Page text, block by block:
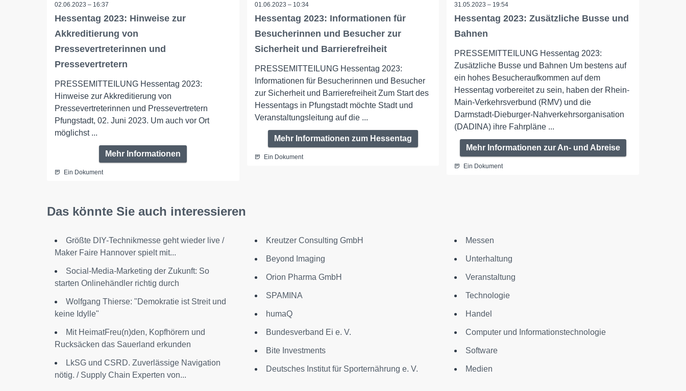
02.06.2023 – 16:37
Hessentag 2023: Hinweise zur
Akkreditierung von
Pressevertreterinnen und
Pressevertretern
PRESSEMITTEILUNG Hessentag 2023:
Hinweise zur Akkreditierung von
Pressevertreterinnen und Pressevertretern
Pfungstadt, 02. Juni 2023. Um auch vor Ort
möglichst ...
Mehr Informationen
Ein Dokument
01.06.2023 – 10:34
Hessentag 2023: Informationen für
Besucherinnen und Besucher zur
Sicherheit und Barrierefreiheit
PRESSEMITTEILUNG Hessentag 2023:
Informationen für Besucherinnen und Besucher
zur Sicherheit und Barrierefreiheit Zum Start des
Hessentags in Pfungstadt möchte Stadt und
Veranstaltungsleitung auf die ...
Mehr Informationen zum Hessentag
Ein Dokument
31.05.2023 – 19:54
Hessentag 2023: Zusätzliche Busse und
Bahnen
PRESSEMITTEILUNG Hessentag 2023:
Zusätzliche Busse und Bahnen Um bestens auf
ein hohes Besucheraufkommen auf dem
Hessentag vorbereitet zu sein, haben der Rhein-
Main-Verkehrsverbund (RMV) und die
Darmstadt-Dieburger-Nahverkehrsorganisation
(DADINA) ihre Fahrpläne ...
Mehr Informationen zur An- und Abreise
Ein Dokument
Das könnte Sie auch interessieren
Größte DIY-Technikmesse geht wieder live /
Maker Faire Hannover spielt mit...
Social-Media-Marketing der Zukunft: So
starten Onlinehändler richtig durch
Wolfgang Thierse: "Demokratie ist Streit und
keine Idylle"
Mit HeimatFreu(n)den, Kopfhörern und
Rucksäcken das Sauerland erkunden
LkSG und CSRD. Zuverlässige Navigation
nötig. / Supply Chain Experten von...
Kreutzer Consulting GmbH
Beyond Imaging
Orion Pharma GmbH
SPAMINA
humaQ
Bundesverband Ei e. V.
Bite Investments
Deutsches Institut für Sporternährung e. V.
Messen
Unterhaltung
Veranstaltung
Technologie
Handel
Computer und Informationstechnologie
Software
Medien